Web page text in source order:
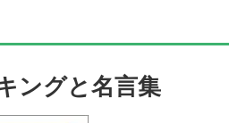
ングと名言集